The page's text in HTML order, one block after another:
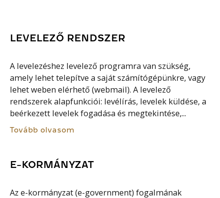
LEVELEZŐ RENDSZER
A levelezéshez levelező programra van szükség,
amely lehet telepítve a saját számítógépünkre, vagy
lehet weben elérhető (webmail). A levelező
rendszerek alapfunkciói: levélírás, levelek küldése, a
beérkezett levelek fogadása és megtekintése,...
Tovább olvasom
E-KORMÁNYZAT
Az e-kormányzat (e-government) fogalmának